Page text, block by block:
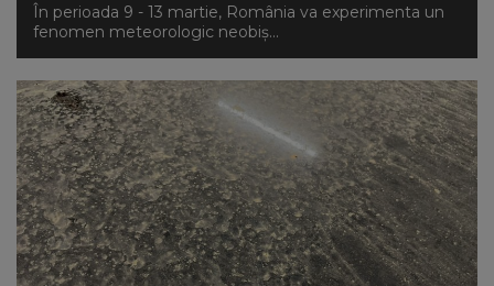
În perioada 9 - 13 martie, România va experimenta un
fenomen meteorologic neobiș...